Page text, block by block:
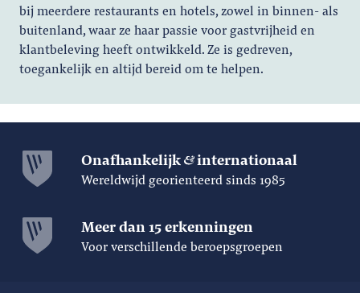
bij meerdere restaurants en hotels, zowel in binnen- als
buitenland, waar ze haar passie voor gastvrijheid en
klantbeleving heeft ontwikkeld. Ze is gedreven,
toegankelijk en altijd bereid om te helpen.
Onafhankelijk internationaal
Wereldwijd georienteerd sinds 1985
Meer dan 15 erkenningen
Voor verschillende beroepsgroepen